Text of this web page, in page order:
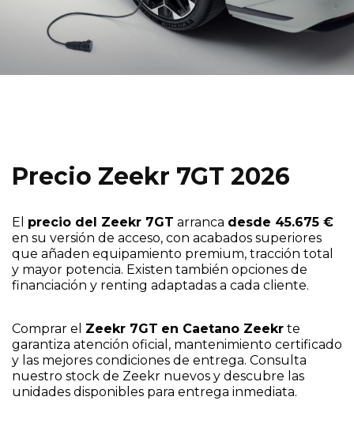
Precio Zeekr 7GT 2026
El precio del Zeekr 7GT arranca desde 45.675 €
en su versión de acceso, con acabados superiores
que añaden equipamiento premium, tracción total
y mayor potencia. Existen también opciones de
financiación y renting adaptadas a cada cliente.
Comprar el Zeekr 7GT en Caetano Zeekr te
garantiza atención oficial, mantenimiento certificado
y las mejores condiciones de entrega. Consulta
nuestro stock de Zeekr nuevos y descubre las
unidades disponibles para entrega inmediata.